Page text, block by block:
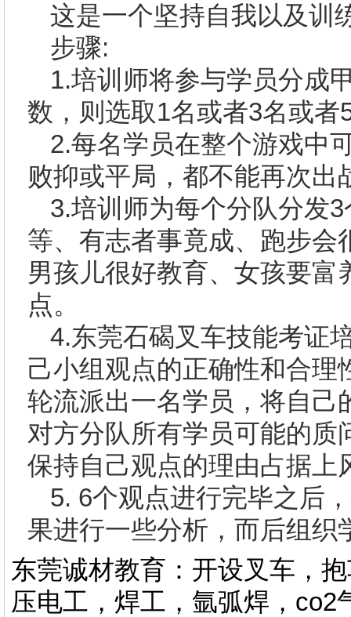
这是一个坚持自我以及训
步骤:
1.培训师将参与学员分成
数，则选取1名或者3名或者
2.每名学员在整个游戏中
败抑或平局，都不能再次出
3.培训师为每个分队分发3
等、有志者事竟成、跑步会
男孩儿很好教育、女孩要
点。
4.东莞石碣叉车技能考证
己小组观点的正确性和合理
轮流派出一名学员，将自己
对方分队所有学员可能的质
保持自己观点的理由占据上
5. 6个观点进行完毕之后
果进行一些分析，而后组织
东莞诚材教育：开设叉车，
压电工，焊工，氩弧焊，co2